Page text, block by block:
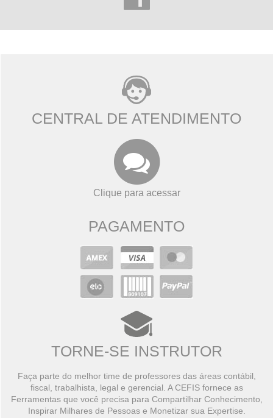
CENTRAL DE ATENDIMENTO
Clique para acessar
PAGAMENTO
TORNE-SE INSTRUTOR
Faça parte do melhor time de professores das áreas contábil,
fiscal, trabalhista, legal e gerencial. A CEFIS fornece as
Ferramentas que você precisa para Compartilhar Conhecimento,
Inspirar Milhares de Pessoas e Monetizar sua Expertise.